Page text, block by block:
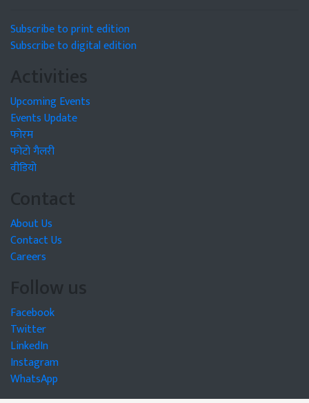
Subscribe to print edition
Subscribe to digital edition
Activities
Upcoming Events
Events Update
फोरम
फोटो गैलरी
वीडियो
Contact
About Us
Contact Us
Careers
Follow us
Facebook
Twitter
LinkedIn
Instagram
WhatsApp